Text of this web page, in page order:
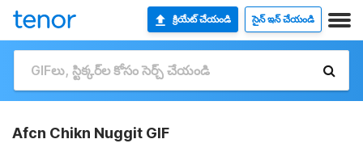
క్రియేట్ చేయండి సైన్ ఇన్ చేయండి
Afcn Chikn Nuggit GIF